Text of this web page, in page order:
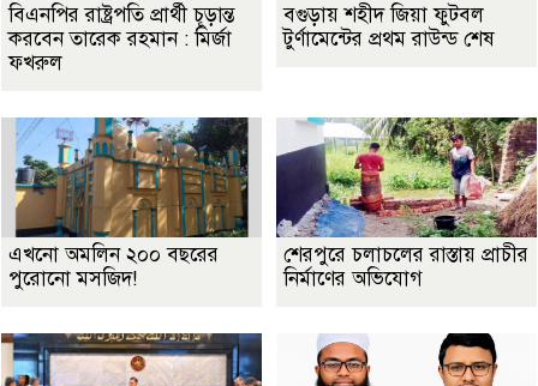
বিএনপির রাষ্ট্রপতি প্রার্থী চূড়ান্ত
করবেন তারেক রহমান : মির্জা
ফখরুল
বগুড়ায় শহীদ জিয়া ফুটবল
টুর্ণামেন্টের প্রথম রাউন্ড শেষ
এখনো অমলিন ২০০ বছরের
পুরোনো মসজিদ!
শেরপুরে চলাচলের রাস্তায় প্রাচীর
নির্মাণের অভিযোগ